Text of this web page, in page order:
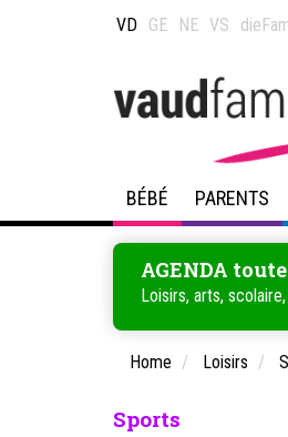
VD GE NE VS
BÉBÉ PARENTS
AGENDA
Loisirs, arts,
Home Loisirs
Sports